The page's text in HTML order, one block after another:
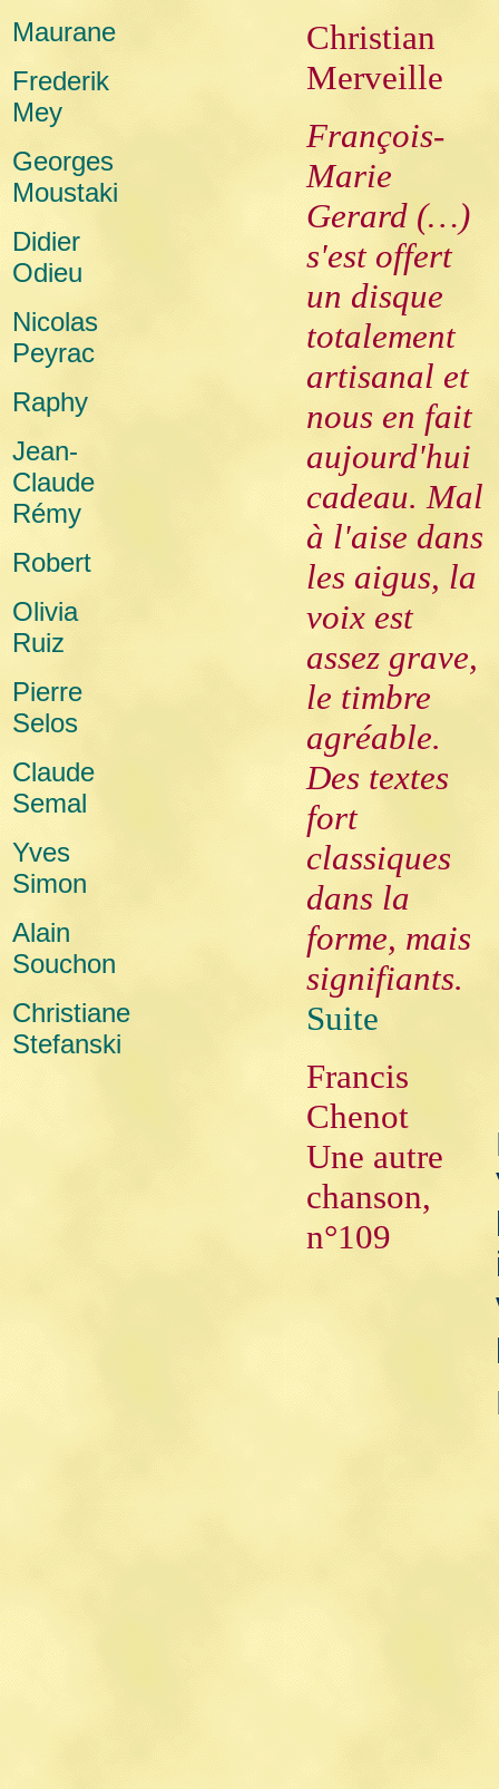
Maurane
Frederik
Mey
Georges
Moustaki
Didier
Odieu
Nicolas
Peyrac
Raphy
Jean-
Claude
Rémy
Robert
Olivia
Ruiz
Pierre
Selos
Claude
Semal
Yves
Simon
Alain
Souchon
Christiane
Stefanski
Christian
Merveille
François-
Marie
Gerard (…)
s'est offert
un disque
totalement
artisanal et
nous en fait
aujourd'hui
cadeau. Mal
à l'aise dans
les aigus, la
voix est
assez grave,
le timbre
agréable.
Des textes
fort
classiques
dans la
forme, mais
signifiants.
Suite
Francis
Chenot
Une autre
chanson,
n°109